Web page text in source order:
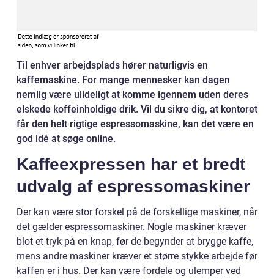
Til enhver arbejdsplads hører naturligvis en
kaffemaskine. For mange mennesker kan dagen
nemlig være ulideligt at komme igennem uden deres
elskede koffeinholdige drik. Vil du sikre dig, at kontoret
får den helt rigtige espressomaskine, kan det være en
god idé at søge online.
Kaffeexpressen har et bredt
udvalg af espressomaskiner
Der kan være stor forskel på de forskellige maskiner, når
det gælder espressomaskiner. Nogle maskiner kræver
blot et tryk på en knap, før de begynder at brygge kaffe,
mens andre maskiner kræver et større stykke arbejde før
kaffen er i hus. Der kan være fordele og ulemper ved